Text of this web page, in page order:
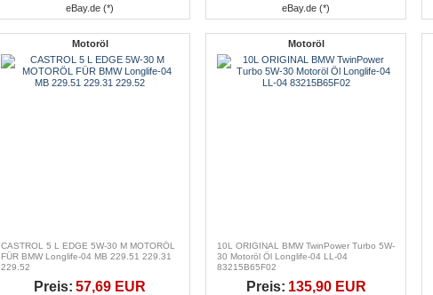
eBay.de (*) eBay.de (*)
Motoröl
CASTROL 5 L EDGE 5W-30 M MOTORÖL
FÜR BMW Longlife-04 MB 229.51 229.31
229.52
Preis: 57,69 EUR
Motoröl
10L ORIGINAL BMW TwinPower Turbo 5W-
30 Motoröl Öl Longlife-04 LL-04
83215B65F02
Preis: 135,90 EUR